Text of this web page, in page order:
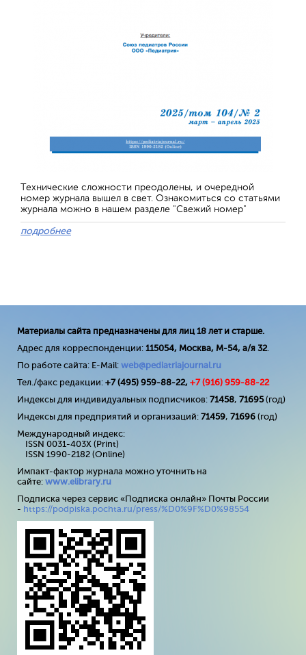
Технические сложности преодолены, и очередной
номер журнала вышел в свет. Ознакомиться со статьями
журнала можно в нашем разделе "Свежий номер"
подробнее
Материалы сайта предназначены для лиц 18 лет и старше.
Адрес для корреспонденции: 115054, Москва, М-54, а/я 32.
По работе сайта: E-Mail: web@pediatriajournal.ru
Тел./факс редакции: +7 (495) 959-88-22, +7 (916) 959-88-22
Индексы для индивидуальных подписчиков: 71458, 71695(год)
Индексы для предприятий и организаций: 71459, 71696 (год)
Международный индекс:
ISSN 0031-403X (Print)
ISSN 1990-2182 (Online)
Импакт-фактор журнала можно уточнить на
сайте: www.elibrary.ru
Подписка через сервис «Подписка онлайн» Почты России
- https://podpiska.pochta.ru/press/%D0%9F%D0%98554